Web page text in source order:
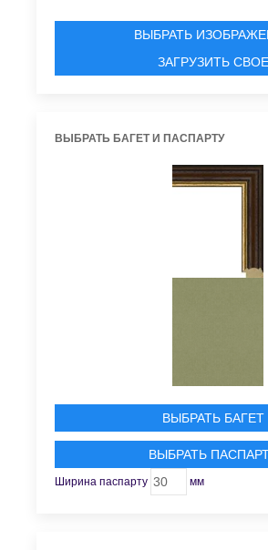
ВЫБРАТЬ
ЗАГРУЗИТЬ СВОЕ
ВЫБРАТЬ БАГЕТ И ПАСПАРТУ
ВЫБРАТЬ БАГЕТ
ВЫБРАТЬ
Ширина паспарту мм